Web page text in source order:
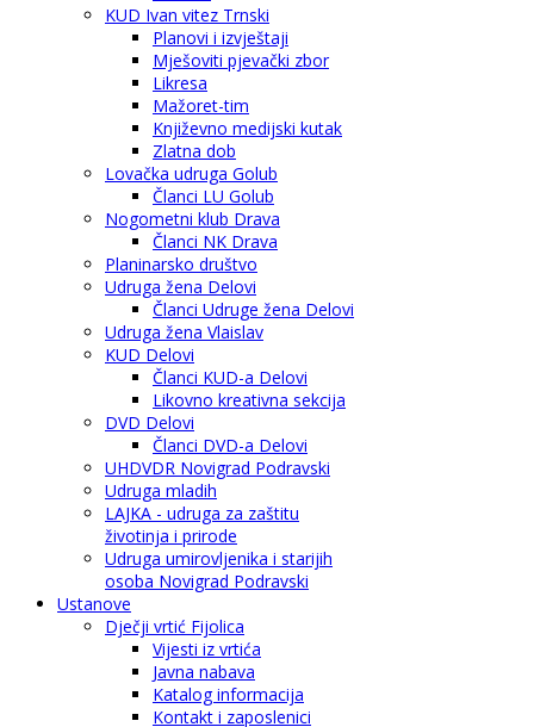
KUD Ivan vitez Trnski
Planovi i izvještaji
Mješoviti pjevački zbor
Likresa
Mažoret-tim
Književno medijski kutak
Zlatna dob
Lovačka udruga Golub
Članci LU Golub
Nogometni klub Drava
Članci NK Drava
Planinarsko društvo
Udruga žena Delovi
Članci Udruge žena Delovi
Udruga žena Vlaislav
KUD Delovi
Članci KUD-a Delovi
Likovno kreativna sekcija
DVD Delovi
Članci DVD-a Delovi
UHDVDR Novigrad Podravski
Udruga mladih
LAJKA - udruga za zaštitu
životinja i prirode
Udruga umirovljenika i starijih
osoba Novigrad Podravski
Ustanove
Dječji vrtić Fijolica
Vijesti iz vrtića
Javna nabava
Katalog informacija
Kontakt i zaposlenici